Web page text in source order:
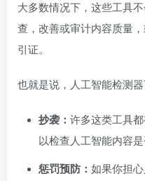
大多数情况下，这些工具
查，改善或审计内容质量
引证。
也就是说，人工智能检测
抄袭： 许多这类工具
以检查人工智能内容
惩罚预防： 如果你担